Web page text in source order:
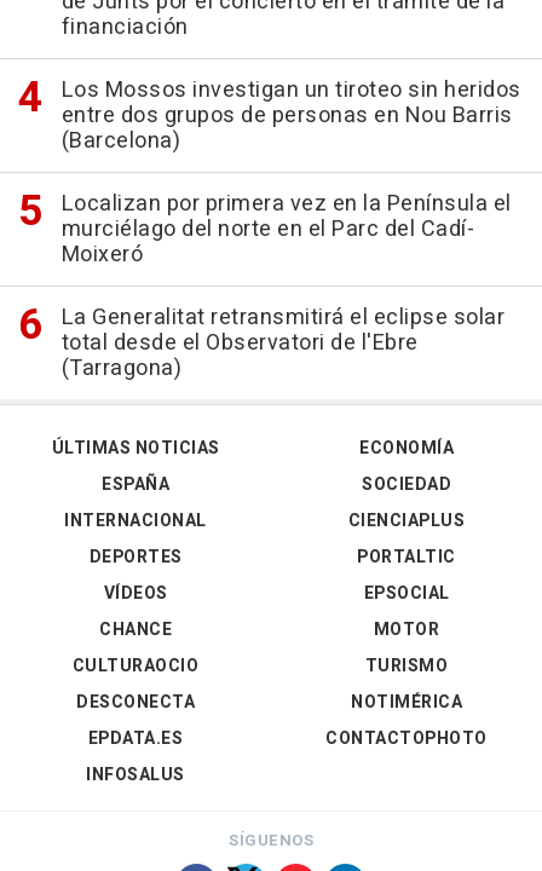
financiación
Los Mossos investigan un tiroteo sin heridos
entre dos grupos de personas en Nou Barris
(Barcelona)
Localizan por primera vez en la Península el
murciélago del norte en el Parc del Cadí-
Moixeró
La Generalitat retransmitirá el eclipse solar
total desde el Observatori de l'Ebre
(Tarragona)
ÚLTIMAS NOTICIAS
ESPAÑA
INTERNACIONAL
DEPORTES
VÍDEOS
ECONOMÍA
SOCIEDAD
CIENCIAPLUS
PORTALTIC
EPSOCIAL
CHANCE
CULTURAOCIO
DESCONECTA
EPDATA.ES
INFOSALUS
MOTOR
TURISMO
NOTIMÉRICA
CONTACTOPHOTO
SÍGUENOS